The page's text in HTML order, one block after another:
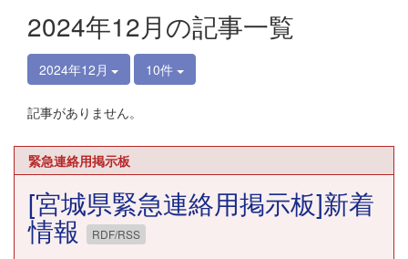
2024年12月の記事一覧
2024年12月 10件
記事がありません。
緊急連絡用掲示板
[宮城県緊急連絡用掲示板]新着
情報 RDF/RSS